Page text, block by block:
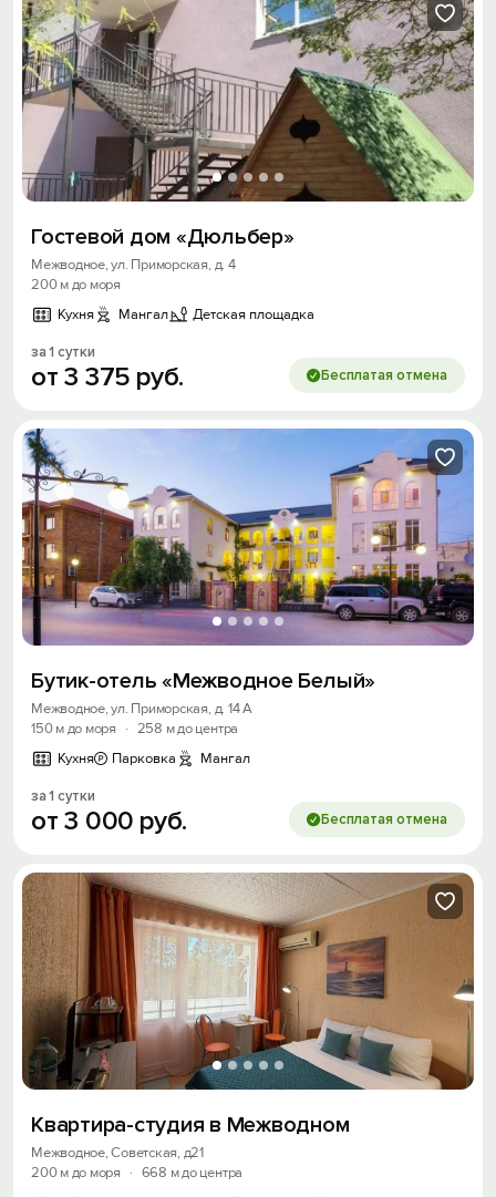
Гостевой дом «Дюльбер»
Межводное, ул. Приморская, д. 4
200 м до моря
Кухня
Мангал Детская площадка
за 1 сутки
от3 375 руб. Бесплатая отмена
Бутик-отель «Межводное Белый»
Межводное, ул. Приморская, д. 14 А
150 м до моря
· 258 м до центра
Кухня
Парковка Мангал
за 1 сутки
от3 000 руб. Бесплатая отмена
Квартира-студия в Межводном
Межводное, Советская, д21
200 м до моря
· 668 м до центра